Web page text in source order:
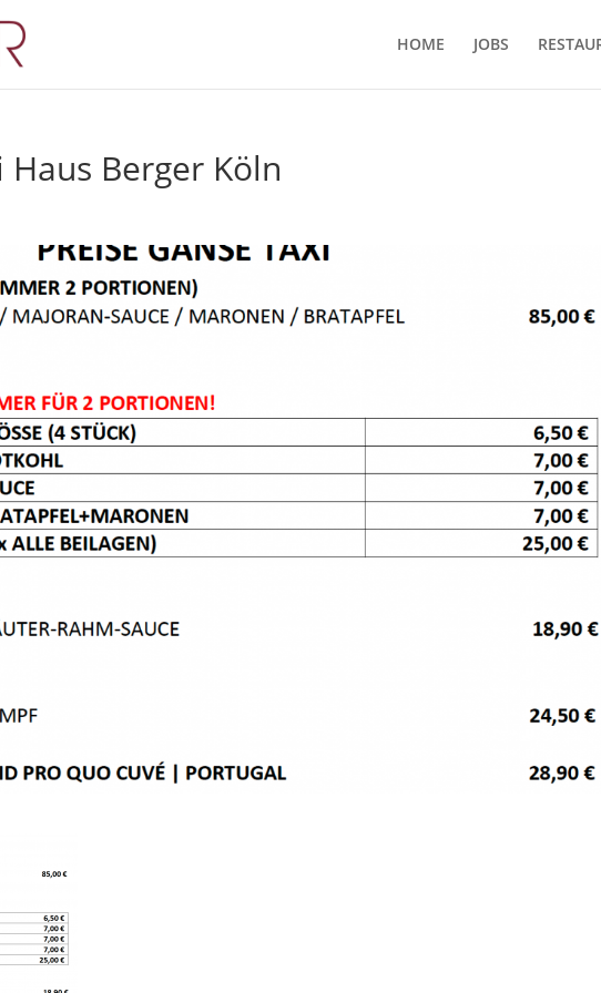
HOME JOBS
Berger Köln